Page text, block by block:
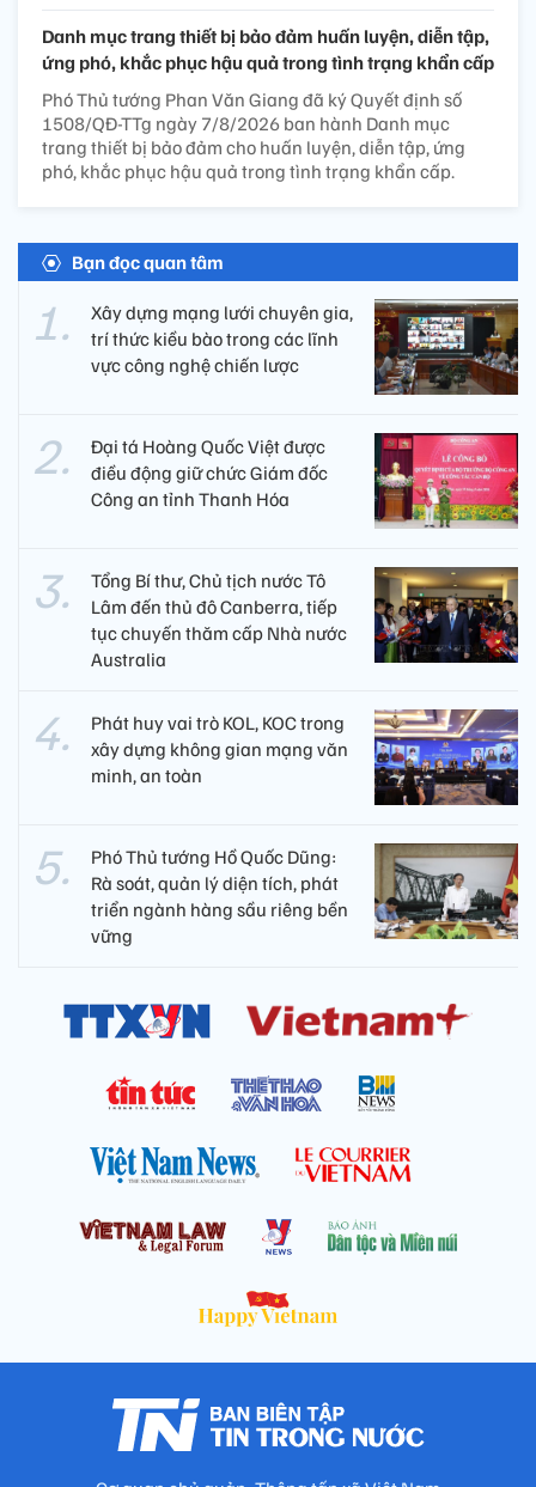
Danh mục trang thiết bị bảo đảm huấn luyện, diễn tập,
ứng phó, khắc phục hậu quả trong tình trạng khẩn cấp
Phó Thủ tướng Phan Văn Giang đã ký Quyết định số
1508/QĐ-TTg ngày 7/8/2026 ban hành Danh mục
trang thiết bị bảo đảm cho huấn luyện, diễn tập, ứng
phó, khắc phục hậu quả trong tình trạng khẩn cấp.
Bạn đọc quan tâm
Xây dựng mạng lưới chuyên gia,
trí thức kiều bào trong các lĩnh
vực công nghệ chiến lược
Đại tá Hoàng Quốc Việt được
điều động giữ chức Giám đốc
Công an tỉnh Thanh Hóa
Tổng Bí thư, Chủ tịch nước Tô
Lâm đến thủ đô Canberra, tiếp
tục chuyến thăm cấp Nhà nước
Australia
Phát huy vai trò KOL, KOC trong
xây dựng không gian mạng văn
minh, an toàn
Phó Thủ tướng Hồ Quốc Dũng:
Rà soát, quản lý diện tích, phát
triển ngành hàng sầu riêng bền
vững